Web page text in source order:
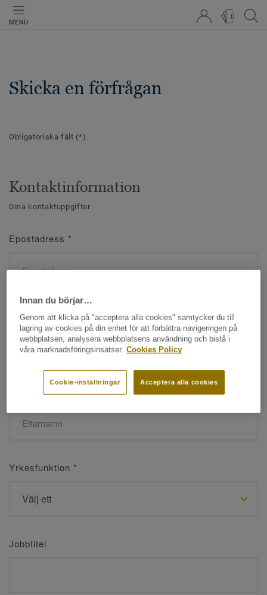
MENU
0
Skicka en förfrågan
Obligatoriska fält (*)
Kontaktinformation
Dina kontaktuppgifter
Epostadress *
Namn*
Efternamn*
Yrkesfunktion *
Jobbtitel
Innan du börjar…
Genom att klicka på "acceptera alla cookies" samtycker du till
lagring av cookies på din enhet för att förbättra navigeringen på
webbplatsen, analysera webbplatsens användning och bistå i
våra marknadsföringsinsatser. Cookies Policy
Acceptera alla cookies
Cookie-inställningar